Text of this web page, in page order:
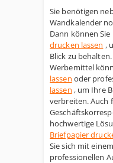
Sie benötigen
Wandkalender
Dann können
drucken lassen ,
Blick zu
Werbemittel
lassen oder
lassen , um Ihre
verbreiten. Auch
hochwertige
Briefpapier
Sie sich mit
professionellen